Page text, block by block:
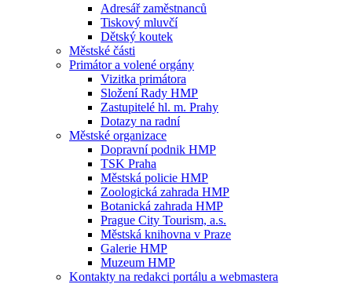
Adresář zaměstnanců
Tiskový mluvčí
Dětský koutek
Městské části
Primátor a volené orgány
Vizitka primátora
Složení Rady HMP
Zastupitelé hl. m. Prahy
Dotazy na radní
Městské organizace
Dopravní podnik HMP
TSK Praha
Městská policie HMP
Zoologická zahrada HMP
Botanická zahrada HMP
Prague City Tourism, a.s.
Městská knihovna v Praze
Galerie HMP
Muzeum HMP
Kontakty na redakci portálu a webmastera